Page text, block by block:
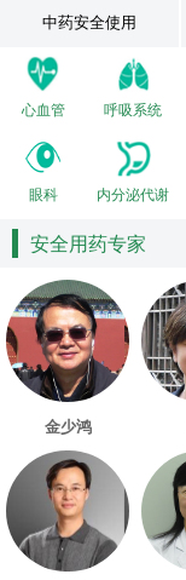
中药安全使用
心血管 呼吸系统
眼科 内分泌代谢
安全用药专家
金少鸿